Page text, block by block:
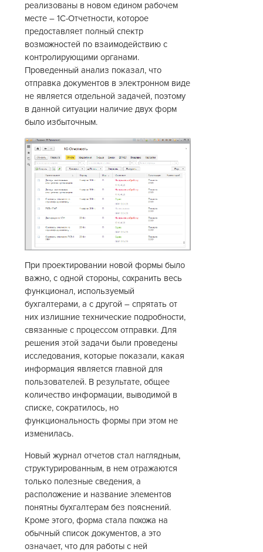
реализованы в новом едином рабочем
месте – 1С-Отчетности, которое
предоставляет полный спектр
возможностей по взаимодействию с
контролирующими органами.
Проведенный анализ показал, что
отправка документов в электронном виде
не является отдельной задачей, поэтому
в данной ситуации наличие двух форм
было избыточным.
При проектировании новой формы было
важно, с одной стороны, сохранить весь
функционал, используемый
бухгалтерами, а с другой – спрятать от
них излишние технические подробности,
связанные с процессом отправки. Для
решения этой задачи были проведены
исследования, которые показали, какая
информация является главной для
пользователей. В результате, общее
количество информации, выводимой в
списке, сократилось, но
функциональность формы при этом не
изменилась.
Новый журнал отчетов стал наглядным,
структурированным, в нем отражаются
только полезные сведения, а
расположение и название элементов
понятны бухгалтерам без пояснений.
Кроме этого, форма стала похожа на
обычный список документов, а это
означает, что для работы с ней